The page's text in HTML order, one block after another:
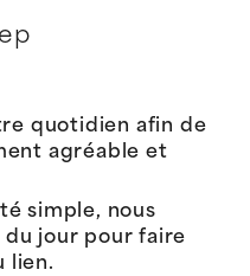
quotidien afin de
agréable et
simple, nous
jour pour faire
lien.